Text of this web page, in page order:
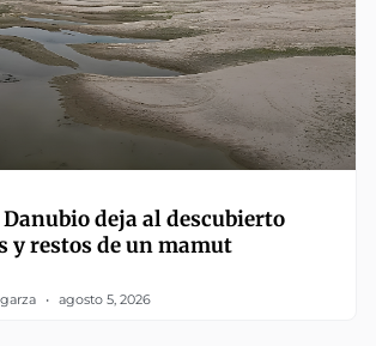
Danubio deja al descubierto
y restos de un mamut
agosto 5, 2026